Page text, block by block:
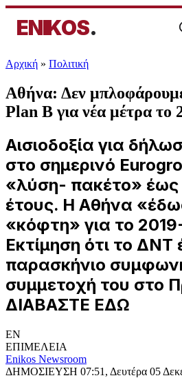
ENIKOS.
Αρχική » Πολιτική
Αθήνα: Δεν
Plan B για νέα μέτρα το
Αισιοδοξία για
στο σημερινό
«λύση- πακέτο» έως
έτους. Η Αθήνα
«κόφτη» για το
Εκτίμηση ότι το ΔΝΤ
παρασκήνιο
συμμετοχή του στο
ΔΙΑΒΑΣΤΕ ΕΔΩ
EN
ΕΠΙΜΕΛΕΙΑ
Enikos Newsroom
ΔΗΜΟΣΙΕΥΣΗ 07:51, Δευτέρα 05